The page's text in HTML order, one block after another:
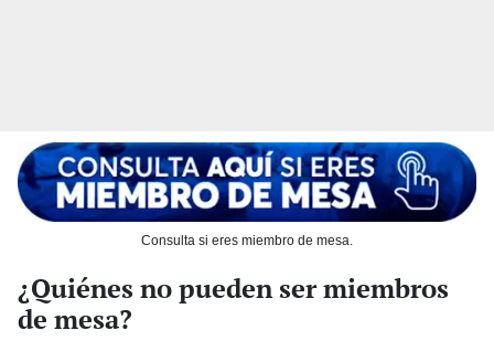
Consulta si eres miembro de mesa.
¿Quiénes no pueden ser miembros
de mesa?